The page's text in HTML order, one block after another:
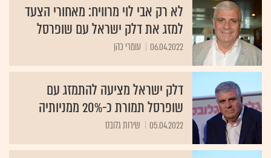
לא רק אבי לוי מרוויח: מאחורי הצעד
למזג את דלק ישראל עם שופרסל
06.04.2022 עומרי כהן
דלק ישראל מציעה להתמזג עם
שופרסל תמורת כ-20% ממניותיה
05.04.2022 שירות גלובס